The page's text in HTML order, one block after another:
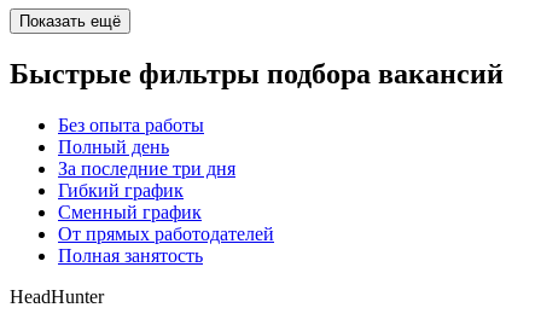
Показать ещё
Быстрые фильтры подбора вакансий
Без опыта работы
Полный день
За последние три дня
Гибкий график
Сменный график
От прямых работодателей
Полная занятость
HeadHunter